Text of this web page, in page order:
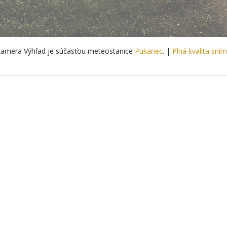
Výhľad je súčasťou meteostanice Pukanec. | Plná kvalita